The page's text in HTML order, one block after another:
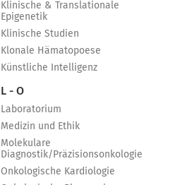
Klinische & Translationale
Epigenetik
Klinische Studien
Klonale Hämatopoese
Künstliche Intelligenz
L - O
Laboratorium
Medizin und Ethik
Molekulare
Diagnostik/Präzisionsonkologie
Onkologische Kardiologie